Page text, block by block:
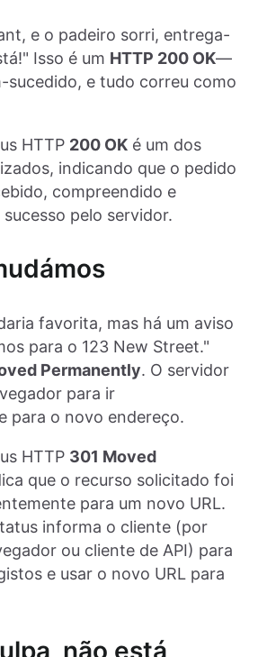
e o padeiro sorri, entrega-
Isso é um HTTP 200 OK—
sucedido, e tudo correu como
HTTP 200 OK é um dos
indicando que o pedido
compreendido e
pelo servidor.
favorita, mas há um aviso
para o 123 New Street."
Permanently. O servidor
para ir
para o novo endereço.
HTTP 301 Moved
que o recurso solicitado foi
para um novo URL.
informa o cliente (por
ou cliente de API) para
e usar o novo URL para